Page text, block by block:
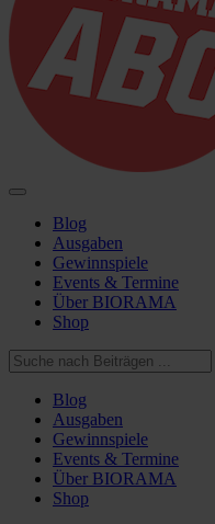
Blog
Ausgaben
Gewinnspiele
Events & Termine
Über BIORAMA
Shop
Blog
Ausgaben
Gewinnspiele
Events & Termine
Über BIORAMA
Shop